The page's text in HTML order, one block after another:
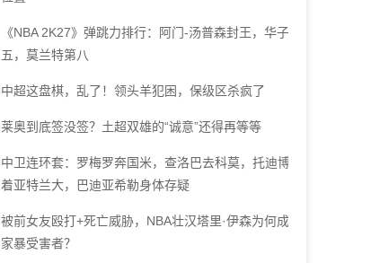
《NBA 2K27》弹跳力排行：阿门-汤普森封王，华子第
五，莫兰特第八
中超这盘棋，乱了！领头羊犯困，保级区杀疯了
莱奥到底签没签？土超双雄的“诚意”还得再等等
中卫连环套：罗梅罗奔国米，查洛巴去科莫，托迪博瞄
着亚特兰大，巴迪亚希勒身体存疑
被前女友殴打+死亡威胁，NBA壮汉塔里·伊森为何成了
家暴受害者？